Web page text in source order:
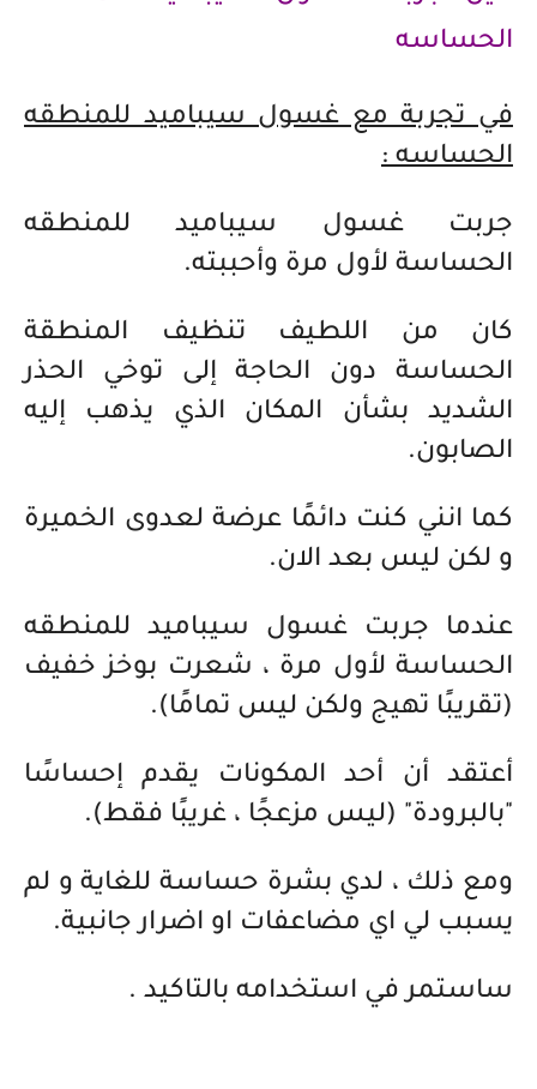
الحساسه
في تجربة مع غسول سيباميد للمنطقه
الحساسه :
جربت غسول سيباميد للمنطقه
الحساسة لأول مرة وأحببته.
كان من اللطيف تنظيف المنطقة
الحساسة دون الحاجة إلى توخي الحذر
الشديد بشأن المكان الذي يذهب إليه
الصابون.
كما انني كنت دائمًا عرضة لعدوى الخميرة
و لكن ليس بعد الان.
عندما جربت غسول سيباميد للمنطقه
الحساسة لأول مرة ، شعرت بوخز خفيف
(تقريبًا تهيج ولكن ليس تمامًا).
أعتقد أن أحد المكونات يقدم إحساسًا
"بالبرودة" (ليس مزعجًا ، غريبًا فقط).
ومع ذلك ، لدي بشرة حساسة للغاية و لم
يسبب لي اي مضاعفات او اضرار جانبية.
ساستمر في استخدامه بالتاكيد .